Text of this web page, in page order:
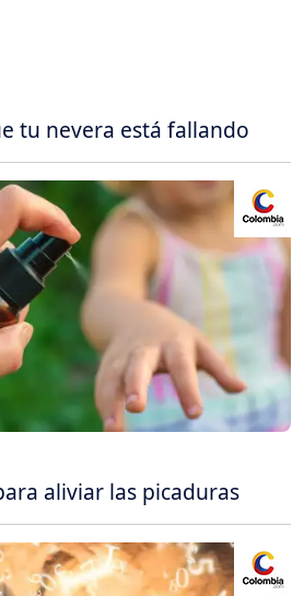
tu nevera está fallando
aliviar las picaduras